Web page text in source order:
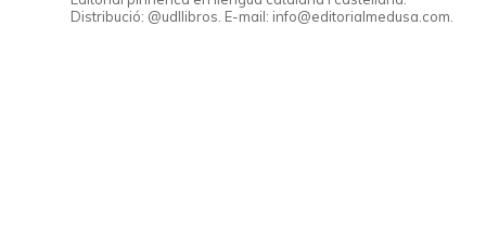
Distribució: @udllibros. E-mail: info@editorialmedusa.com.